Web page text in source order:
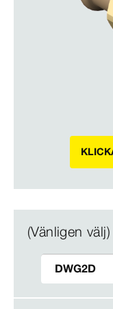
(Vänligen välj)